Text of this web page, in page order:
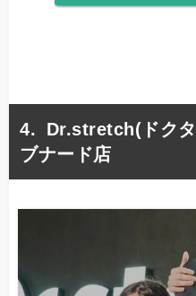
Dr.stretch(ドク
ブナード店